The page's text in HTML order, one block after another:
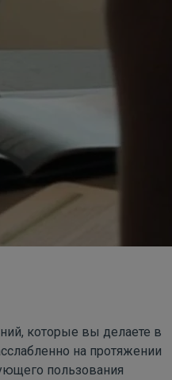
которые вы делаете в
на протяжении
пользования